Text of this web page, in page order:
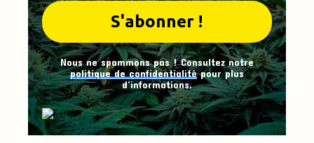
Nous ne spammons pas ! Consultez notre
politique de confidentialitépour plus
d’informations.